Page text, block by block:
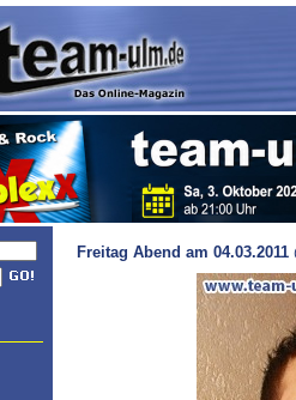
Freitag Abend am